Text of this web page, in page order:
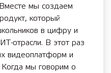
мы создаем
который
в цифру и
отрасли. В этот раз
видеоплатформ и
Когда мы говорим о